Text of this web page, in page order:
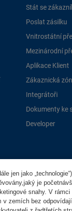
Stát se
Poslat zásilku
Vnitrostátní
Mezinárodní
Aplikace Klient
Zákaznická
Integrátoři
Dokumenty ke
Developer
jen jako
je
snahy. V
v zemích bez